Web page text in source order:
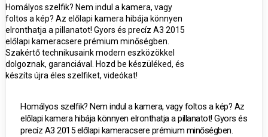
Homályos szelfik? Nem indul a kamera, vagy
foltos a kép? Az előlapi kamera hibája könnyen
elronthatja a pillanatot! Gyors és precíz A3 2015
előlapi kameracsere prémium minőségben.
Szakértő technikusaink modern eszközökkel
dolgoznak, garanciával. Hozd be készüléked, és
készíts újra éles szelfiket, videókat!
Homályos szelfik? Nem indul a kamera, vagy foltos a kép? Az
előlapi kamera hibája könnyen elronthatja a pillanatot! Gyors és
precíz A3 2015 előlapi kameracsere prémium minőségben.